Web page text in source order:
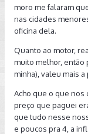
São os prós e
momento da
que na verdade,
meu perfil não é
aqueles que
o nariz pelo
Golzinho 1.0 e
um pouco abaixo
desempenho,
moro me falaram
nas cidades
oficina dela.
Quanto ao motor,
muito melhor, então
minha), valeu mais
Acho que o que nos
preço que paguei
que tudo nesse
e poucos pra 4, a